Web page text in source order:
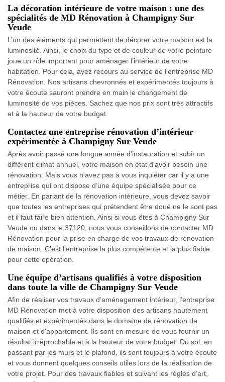
La décoration intérieure de votre maison : une des
spécialités de MD Rénovation à Champigny Sur
Veude
L’un des éléments qui permettent de décorer votre maison est la
luminosité. Ainsi, le choix du type et de couleur de votre peinture
joue un rôle important pour aménager l’intérieur de votre
habitation. Pour cela, ayez recours au service de l’entreprise MD
Rénovation. Nos artisans chevronnés et expérimentés toujours à
votre écoute sauront prendre en main le changement de
luminosité de vos pièces. Sachez que nos prix sont très attractifs
et à la hauteur de votre budget.
Contactez une entreprise rénovation d’intérieur
expérimentée à Champigny Sur Veude
Après avoir passé une longue année d'instauration et subir un
différent climat annuel, votre maison en état d'avoir besoin une
rénovation. Mais vous n'avez pas à vous inquiéter car il y a une
entreprise qui ont dispose d’une équipe spécialisée pour ce
métier. En parlant de la rénovation intérieure, vous devez savoir
que toutes les entreprises qui prétendent être doué ne le sont pas
et il faut faire bien attention. Ainsi si vous êtes à Champigny Sur
Veude ou dans le 37120, nous vous conseillons de contacter MD
Rénovation pour la prise en charge de vos travaux de rénovation
de maison. C’est l’entreprise la plus compétente et la plus fiable
pour cette opération.
Une équipe d’artisans qualifiés à votre disposition
dans toute la ville de Champigny Sur Veude
Afin de réaliser vos travaux d’aménagement intérieur, l’entreprise
MD Rénovation met à votre disposition des artisans hautement
qualifiés et expérimentés dans le domaine de rénovation de
maison et d’appartement. Ils sont en mesure de vous fournir un
résultat irréprochable et à la hauteur de votre budget. Du sol, en
passant par les murs et le plafond, ils sont toujours à votre écoute
et vous donnent quelques conseils utiles lors de la réalisation de
votre projet. Pour des travaux fiables et suivant les règles d’art,